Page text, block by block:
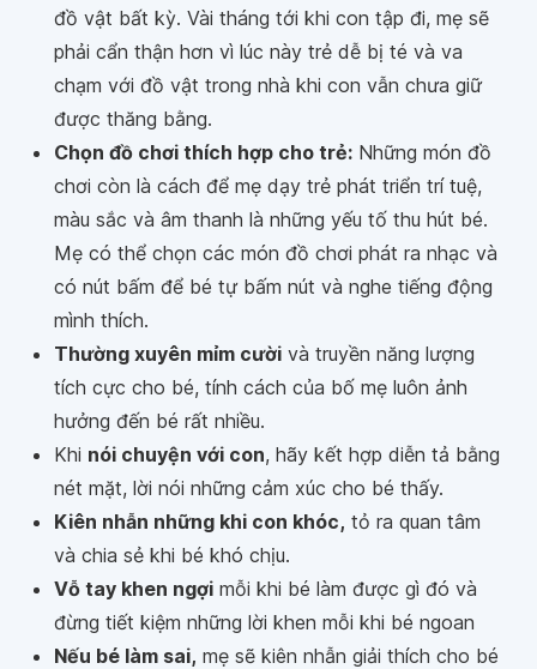
đồ vật bất kỳ. Vài tháng tới khi con tập đi, mẹ sẽ
phải cẩn thận hơn vì lúc này trẻ dễ bị té và va
chạm với đồ vật trong nhà khi con vẫn chưa giữ
được thăng bằng.
Chọn đồ chơi thích hợp cho trẻ: Những món đồ
chơi còn là cách để mẹ dạy trẻ phát triển trí tuệ,
màu sắc và âm thanh là những yếu tố thu hút bé.
Mẹ có thể chọn các món đồ chơi phát ra nhạc và
có nút bấm để bé tự bấm nút và nghe tiếng động
mình thích.
Thường xuyên mỉm cười và truyền năng lượng
tích cực cho bé, tính cách của bố mẹ luôn ảnh
hưởng đến bé rất nhiều.
Khi nói chuyện với con, hãy kết hợp diễn tả bằng
nét mặt, lời nói những cảm xúc cho bé thấy.
Kiên nhẫn những khi con khóc, tỏ ra quan tâm
và chia sẻ khi bé khó chịu.
Vỗ tay khen ngợi mỗi khi bé làm được gì đó và
đừng tiết kiệm những lời khen mỗi khi bé ngoan
Nếu bé làm sai, mẹ sẽ kiên nhẫn giải thích cho bé